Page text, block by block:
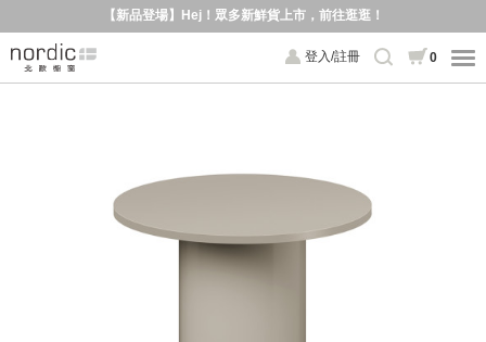
【新品登場】Hej！眾多新鮮貨上市，前往逛逛！
登入/註冊 0